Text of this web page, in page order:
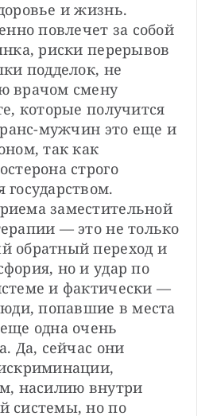
и жизнь.
повлечет за собой
риски перерывов
подделок, не
врачом смену
которые получится
мужчин это еще и
так как
строго
заместительной
— это не только
обратный переход и
но и удар по
и фактически —
попавшие в места
одна очень
Да, сейчас они
насилию внутри
системы, но по